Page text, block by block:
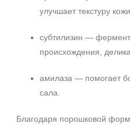
Каолин
Показать еще
Время применения
улучшает текстуру
субтилизин — фермент
происхождения,
амилаза — помогает
сала.
Благодаря порошковой